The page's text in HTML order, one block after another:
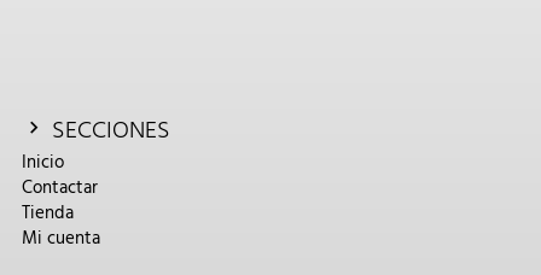
SECCIONES
Inicio
Contactar
Tienda
Mi cuenta